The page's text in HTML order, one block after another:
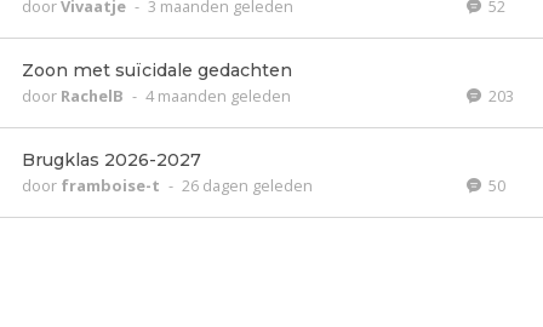
doorVivaatje - 3 maanden geleden 52
Zoon met suïcidale gedachten
door RachelB - 4 maanden geleden 203
Brugklas 2026-2027
door framboise-t - 26 dagen geleden 50